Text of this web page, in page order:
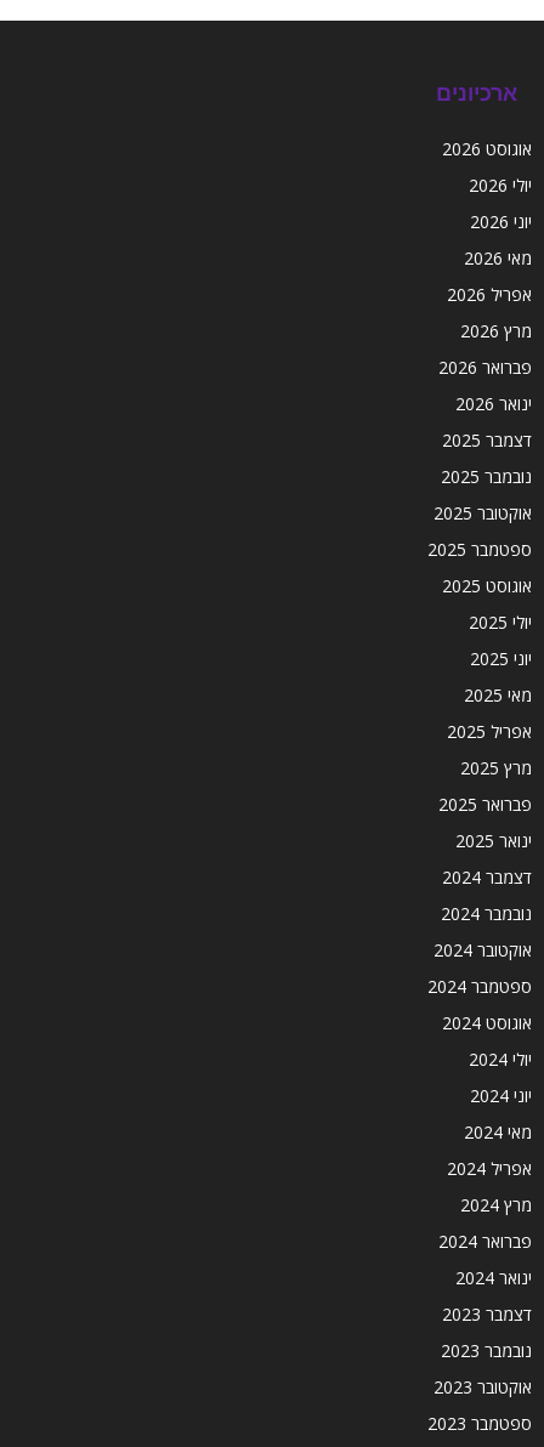
ארכיונים
אוגוסט 2026
יולי 2026
יוני 2026
מאי 2026
אפריל 2026
מרץ 2026
פברואר 2026
ינואר 2026
דצמבר 2025
נובמבר 2025
אוקטובר 2025
ספטמבר 2025
אוגוסט 2025
יולי 2025
יוני 2025
מאי 2025
אפריל 2025
מרץ 2025
פברואר 2025
ינואר 2025
דצמבר 2024
נובמבר 2024
אוקטובר 2024
ספטמבר 2024
אוגוסט 2024
יולי 2024
יוני 2024
מאי 2024
אפריל 2024
מרץ 2024
פברואר 2024
ינואר 2024
דצמבר 2023
נובמבר 2023
אוקטובר 2023
ספטמבר 2023